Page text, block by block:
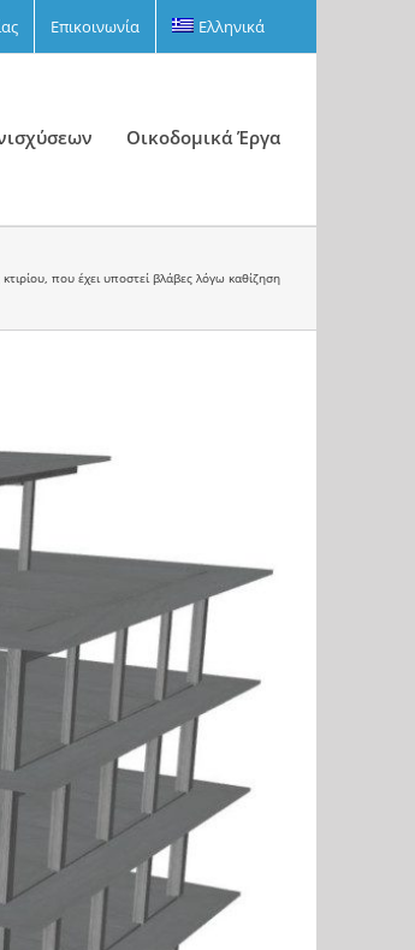
Επικοινωνία Ελληνικά
Οικοδομικά Έργα
που έχει υποστεί βλάβες λόγω καθίζηση